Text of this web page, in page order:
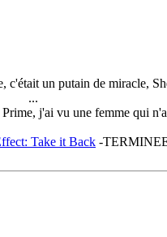
c'était un putain de miracle,
...
j'ai vu une femme qui
Take it Back -